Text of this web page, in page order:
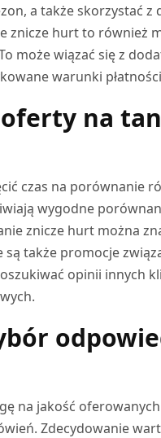
a także skorzystać
znicze hurt to również
może wiązać się z
warunki
na
czas na porównanie
wygodne
znicze hurt można
także promocje
opinii innych
na jakość
Zdecydowanie